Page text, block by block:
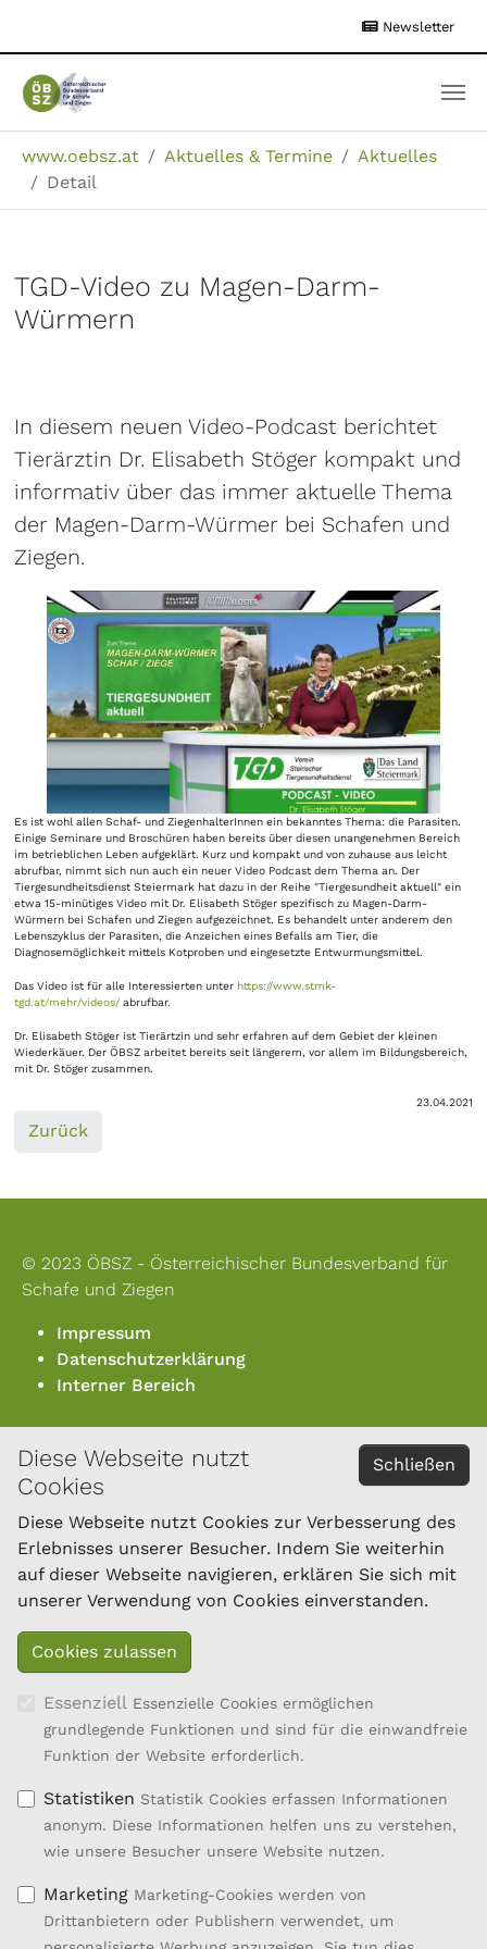
Schließen
Diese Webseite nutzt
Cookies
Diese Webseite nutzt Cookies zur Verbesserung des
Erlebnisses unserer Besucher. Indem Sie weiterhin
auf dieser Webseite navigieren, erklären Sie sich mit
unserer Verwendung von Cookies einverstanden.
Essenziell Essenzielle Cookies ermöglichen
grundlegende Funktionen und sind für die einwandfreie
Funktion der Website erforderlich.
Statistiken Statistik Cookies erfassen Informationen
anonym. Diese Informationen helfen uns zu verstehen,
wie unsere Besucher unsere Website nutzen.
Marketing Marketing-Cookies werden von
Drittanbietern oder Publishern verwendet, um
Newsletter
www.oebsz.at Aktuelles & Termine
Aktuelles
Detail
TGD-Video zu Magen-Darm-
Würmern
In diesem neuen Video-Podcast berichtet
Tierärztin Dr. Elisabeth Stöger kompakt und
informativ über das immer aktuelle Thema
der Magen-Darm-Würmer bei Schafen und
Ziegen.
Es ist wohl allen Schaf- und ZiegenhalterInnen ein bekanntes Thema: die Parasiten.
Einige Seminare und Broschüren haben bereits über diesen unangenehmen Bereich
im betrieblichen Leben aufgeklärt. Kurz und kompakt und von zuhause aus leicht
abrufbar, nimmt sich nun auch ein neuer Video Podcast dem Thema an. Der
Tiergesundheitsdienst Steiermark hat dazu in der Reihe "Tiergesundheit aktuell" ein
etwa 15-minütiges Video mit Dr. Elisabeth Stöger spezifisch zu Magen-Darm-
Würmern bei Schafen und Ziegen aufgezeichnet. Es behandelt unter anderem den
Lebenszyklus der Parasiten, die Anzeichen eines Befalls am Tier, die
Diagnosemöglichkeit mittels Kotproben und eingesetzte Entwurmungsmittel.
Das Video ist für alle Interessierten unter https://www.stmk-
tgd.at/mehr/videos/abrufbar.
Dr. Elisabeth Stöger ist Tierärtzin und sehr erfahren auf dem Gebiet der kleinen
Wiederkäuer. Der ÖBSZ arbeitet bereits seit längerem, vor allem im Bildungsbereich,
mit Dr. Stöger zusammen.
23.04.2021
Zurück
© 2023 ÖBSZ - Österreichischer Bundesverband für
Schafe und Ziegen
Impressum
Datenschutzerklärung
Interner Bereich
KONTAKT
Österreichischer Bundesverband für Schafe und
Ziegen
Dresdner Straße 89/B1/18
1200 Wien
Tel.: 01/334 17 21-40